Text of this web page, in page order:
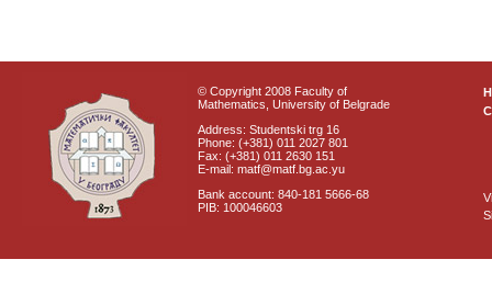
© Copyright 2008 Faculty of
Mathematics, University of Belgrade
Address: Studentski trg 16
Phone: (+381) 011 2027 801
Fax: (+381) 011 2630 151
E-mail: matf@matf.bg.ac.yu
Bank account: 840-181 5666-68
PIB: 100046603